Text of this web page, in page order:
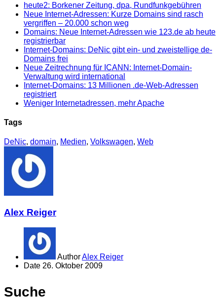
heute2: Borkener Zeitung, dpa, Rundfunkgebühren
Neue Internet-Adressen: Kurze Domains sind rasch
vergriffen – 20.000 schon weg
Domains: Neue Internet-Adressen wie 123.de ab heute
registrierbar
Internet-Domains: DeNic gibt ein- und zweistellige de-
Domains frei
Neue Zeitrechnung für ICANN: Internet-Domain-
Verwaltung wird international
Internet-Domains: 13 Millionen .de-Web-Adressen
registriert
Weniger Internetadressen, mehr Apache
Tags
DeNic, domain, Medien, Volkswagen, Web
Alex Reiger
AuthorAlex Reiger
Date 26. Oktober 2009
Suche